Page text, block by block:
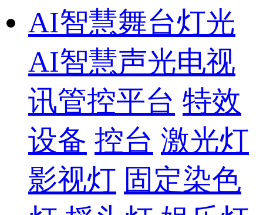
AI智慧舞台灯光
AI智慧声光电视
讯管控平台 特效
设备 控台 激光灯
影视灯 固定染色